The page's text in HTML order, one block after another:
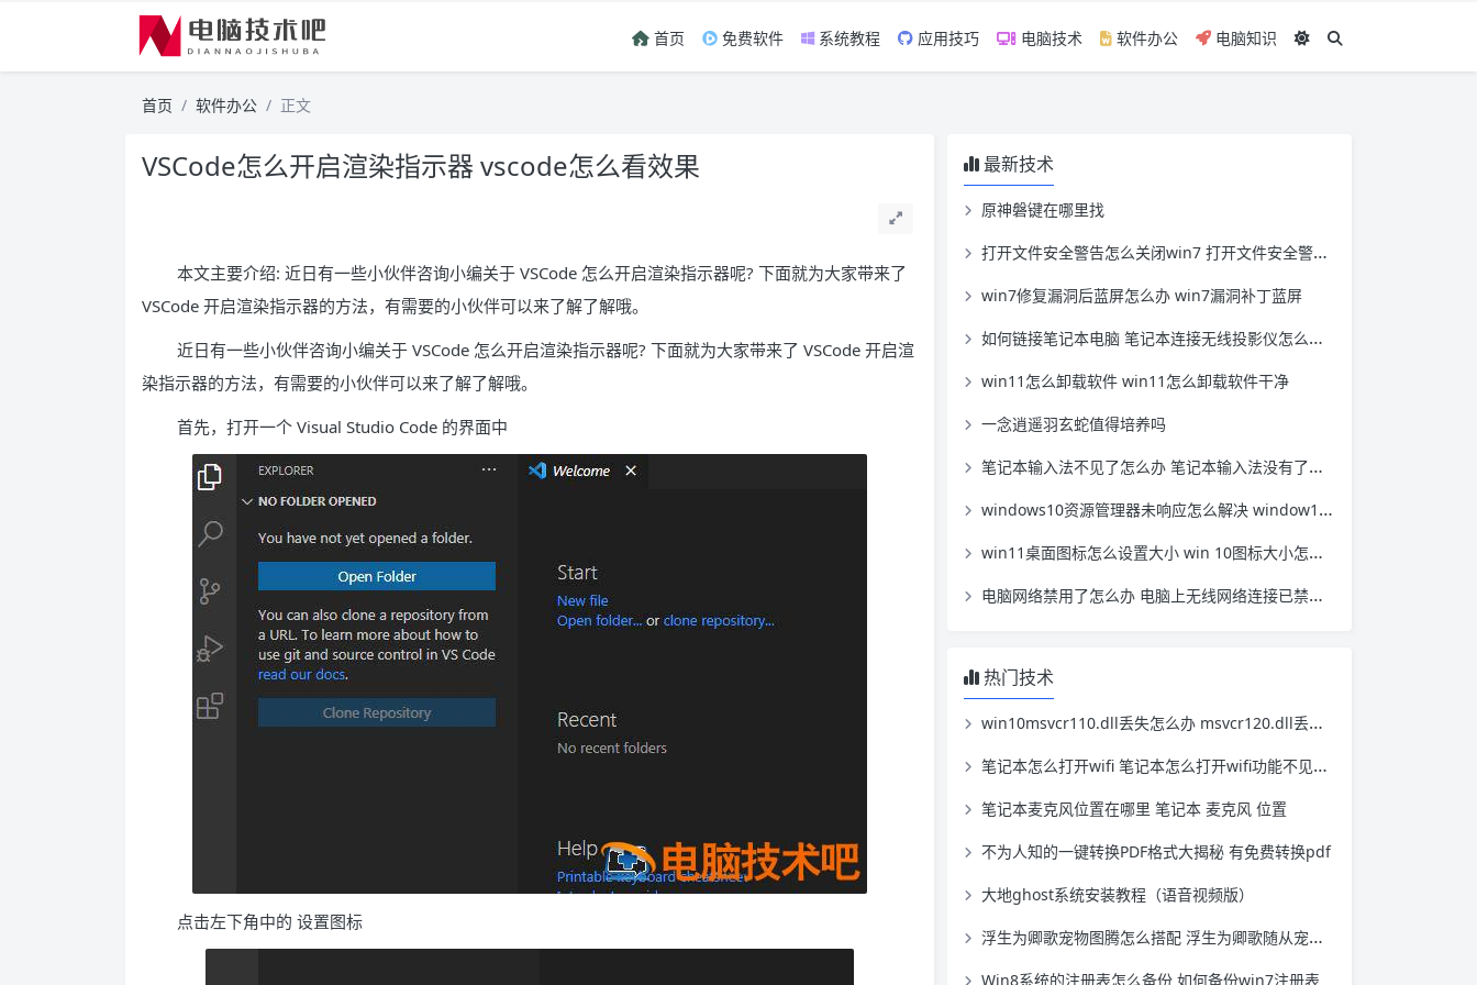
首页 免费软件 系统教程 应用技巧 电脑技术 软件办公 电脑知识
首页 软件办公 正文
VSCode怎么开启渲染指示器 vscode怎么看效果
本文主要介绍: 近日有一些小伙伴咨询小编关于 VSCode 怎么开启渲染指示器呢? 下面就为大家带来了
VSCode 开启渲染指示器的方法，有需要的小伙伴可以来了解了解哦。
近日有一些小伙伴咨询小编关于 VSCode 怎么开启渲染指示器呢? 下面就为大家带来了 VSCode 开启渲
染指示器的方法，有需要的小伙伴可以来了解了解哦。
首先，打开一个 Visual Studio Code 的界面中
点击左下角中的 设置图标
最新技术
原神磐键在哪里找
打开文件安全警告怎么关闭win7 打开文件安全警告怎么关闭win11
win7修复漏洞后蓝屏怎么办 win7漏洞补丁蓝屏
如何链接笔记本电脑 笔记本连接无线投影仪怎么连接
win11怎么卸载软件 win11怎么卸载软件干净
一念逍遥羽玄蛇值得培养吗
笔记本输入法不见了怎么办 笔记本输入法没有了怎么办
windows10资源管理器未响应怎么解决 window10资源管理器无响应
win11桌面图标怎么设置大小 win 10图标大小怎么设置
电脑网络禁用了怎么办 电脑上无线网络连接已禁用怎么办
热门技术
win10msvcr110.dll丢失怎么办 msvcr120.dll丢失的解决方法win10
笔记本怎么打开wifi 笔记本怎么打开wifi功能不见了怎么办
笔记本麦克风位置在哪里 笔记本 麦克风 位置
不为人知的一键转换PDF格式大揭秘 有免费转换pdf
大地ghost系统安装教程（语音视频版）
浮生为卿歌宠物图腾怎么搭配 浮生为卿歌随从宠物孔雀搭配
Win8系统的注册表怎么备份 如何备份win7注册表